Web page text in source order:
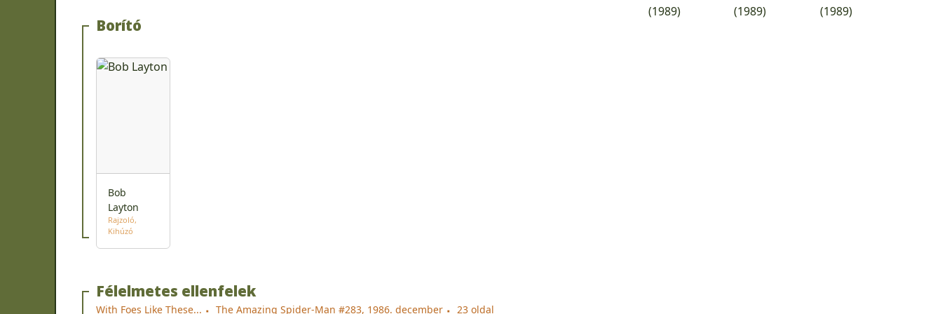
Borító
Bob
Layton
Rajzoló
Kihúzó
Félelmetes ellenfelek
With Foes Like These... The Amazing Spider-Man #283, 1986. december 23 oldal